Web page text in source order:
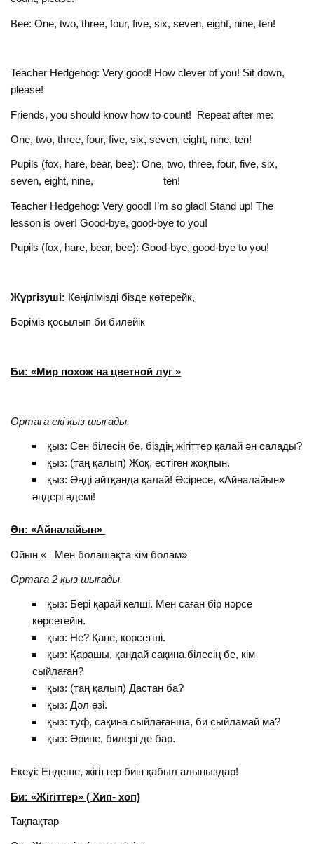
Bee: One, two, three, four, five, six, seven, eight, nine, ten!
Teacher Hedgehog: Very good! How clever of you! Sit down,
please!
Friends, you should know how to count! Repeat after me:
One, two, three, four, five, six, seven, eight, nine, ten!
Pupils (fox, hare, bear, bee): One, two, three, four, five, six,
seven, eight, nine, ten!
Teacher Hedgehog: Very good! I’m so glad! Stand up! The
lesson is over! Good-bye, good-bye to you!
Pupils (fox, hare, bear, bee): Good-bye, good-bye to you!
Жүргізуші: Көңілімізді бізде көтерейк,
Бәріміз қосылып би билейік
Би: «Мир похож на цветной луг »
Ортаға екі қыз шығады.
қыз: Сен білесің бе, біздің жігіттер қалай ән салады?
қыз: (таң қалып) Жоқ, естіген жоқпын.
қыз: Әнді айтқанда қалай! Әсіресе, «Айналайын»
әндері әдемі!
Ән: «Айналайын»
Ойын « Мен болашақта кім болам»
Ортаға 2 қыз шығады.
қыз: Бері қарай келші. Мен саған бір нәрсе
көрсетейін.
қыз: Не? Қане, көрсетші.
қыз: Қарашы, қандай сақина,білесің бе, кім
сыйлаған?
қыз: (таң қалып) Дастан ба?
қыз: Дәл өзі.
қыз: туф, сақина сыйлағанша, би сыйламай ма?
қыз: Әрине, билері де бар.
Екеуі: Ендеше, жігіттер биін қабыл алыңыздар!
Би: «Жігіттер» ( Хип- хоп)
Тақпақтар